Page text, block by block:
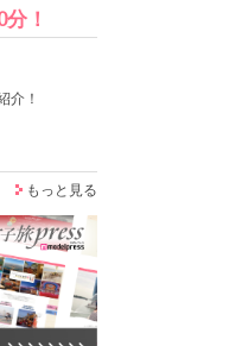
！
介！
もっと見る